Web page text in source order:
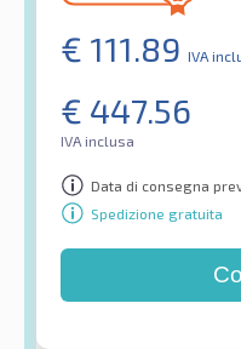
€ 111.89 IVA
€ 447.56
IVA inclusa
Data di consegna
Spedizione gratuita